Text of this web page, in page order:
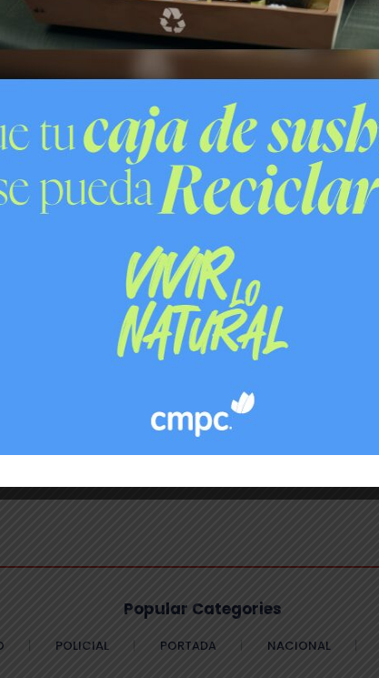
Paralelamente, se ingresó una denuncia
público.
con las investigaciones. «Vamos a seguir
finalizó el alcalde.
MUNICIPALIDAD DE PUENTE ALTO PUENTE ALTO
Popular Categories
POLICIAL PORTADA NACIONAL